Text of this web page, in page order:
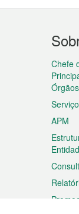
do
Chefe
APM